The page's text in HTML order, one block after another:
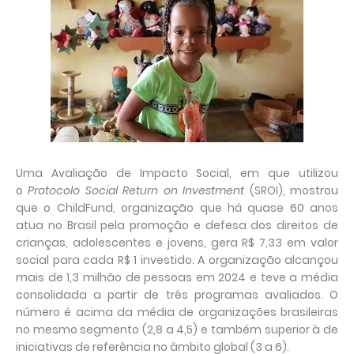
Uma Avaliação de Impacto Social, em que utilizou
oProtocolo Social Return on Investment (SROI), mostrou
que o ChildFund, organização que há quase 60 anos
atua no Brasil pela promoção e defesa dos direitos de
crianças, adolescentes e jovens, gera R$ 7,33 em valor
social para cada R$ 1 investido. A organização alcançou
mais de 1,3 milhão de pessoas em 2024 e teve a média
consolidada a partir de três programas avaliados. O
número é acima da média de organizações brasileiras
no mesmo segmento (2,8 a 4,5) e também superior à de
iniciativas de referência no âmbito global (3 a 6).